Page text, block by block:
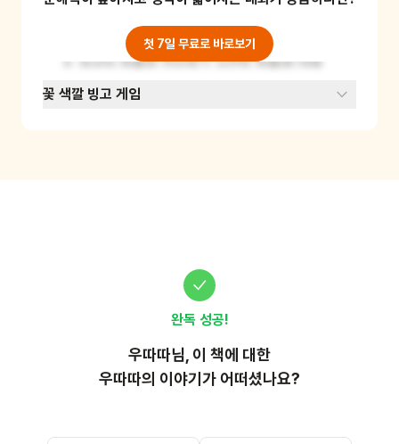
4. 꽃잎이나 작은 열매로 꽃을 만들어요.
5. 완성된 작품을 감상하고 서로의 작품에 대해
이야기 나눠보세요.
첫 7일 무료로 바로보기
꽃 색깔 빙고 게임
완독 성공!
우따따님, 이 책에 대한
우따따의 이야기가 어떠셨나요?